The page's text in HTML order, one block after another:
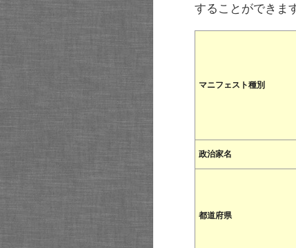
することができま
マニフェスト種別
政治家名
都道府県